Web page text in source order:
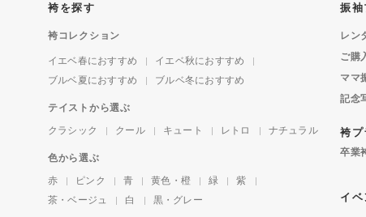
袴を探す
袴コレクション
イエベ春におすすめ
イエベ秋におすすめ
ブルベ夏におすすめ
ブルベ冬におすすめ
テイストから選ぶ
クラシック
クール キュート レトロ ナチュラル
色から選ぶ
赤
ピンク 青 黄色・橙 緑
紫
茶・ベージュ
白 黒・グレー
振袖
レン
ご購
ママ
記念
袴プ
卒業
イベ